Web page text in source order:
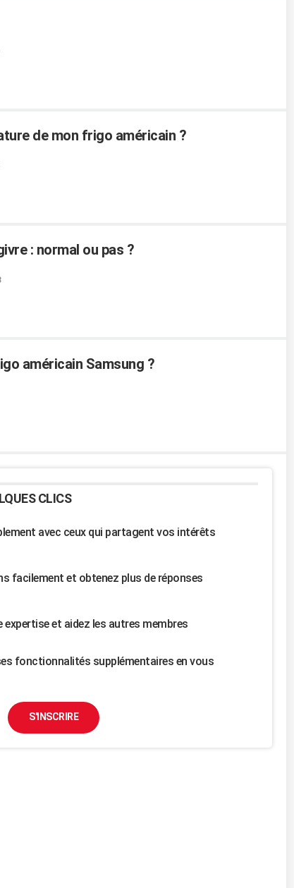
de mon frigo américain ?
: normal ou pas ?
américain Samsung ?
CLICS
avec ceux qui partagent vos intérêts
facilement et obtenez plus de réponses
et aidez les autres membres
fonctionnalités supplémentaires en vous
S'INSCRIRE